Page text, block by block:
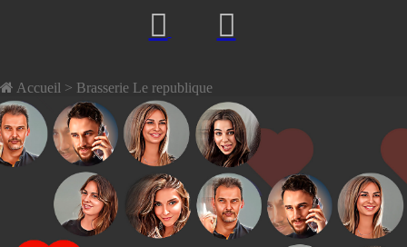
Accueil > Brasserie Le republique